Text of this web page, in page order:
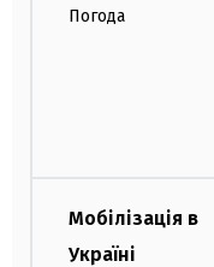
Погода
Мобілізація в
Україні